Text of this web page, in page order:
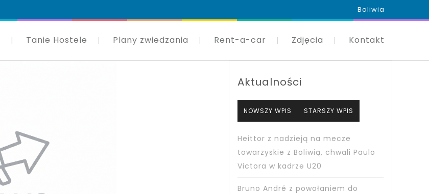
Boliwia
Tanie Hostele Plany zwiedzania Rent-a-car Zdjęcia Kontakt
Aktualności
NOWSZY WPIS STARSZY WPIS
Heittor z nadzieją na mecze
towarzyskie z Boliwią, chwali Paulo
Victora w kadrze U20
Bruno André z powołaniem do